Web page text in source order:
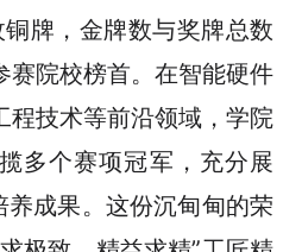
牌，金牌数与奖牌总数
赛院校榜首。在智能硬件
程技术等前沿领域，学院
多个赛项冠军，充分展
养成果。这份沉甸甸的荣